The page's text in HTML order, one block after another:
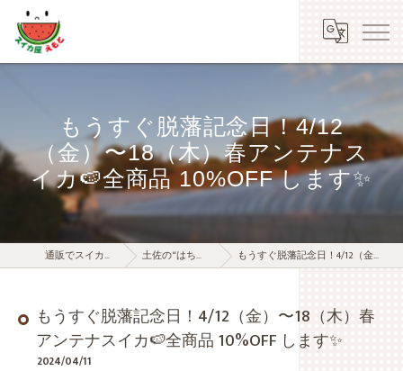
もうすぐ脱藩記念日！4/12
（金）〜18（木）春アンテナス
イカ🍉全商品 10%OFF します✨
通販でスイカを1年中お届けする江本農園 土佐の“はちきん”スイカ屋の女房ブログ もうすぐ脱藩記念日！4/12（金）〜18（木）春アンテナスイカ🍉全商品 10%OFF します✨
もうすぐ脱藩記念日！4/12（金）〜18（木）春
アンテナスイカ🍉全商品 10%OFF します✨
2024/04/11